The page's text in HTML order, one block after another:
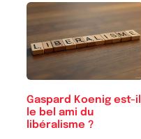
Gaspard Koenig est-il
le bel ami du
libéralisme ?